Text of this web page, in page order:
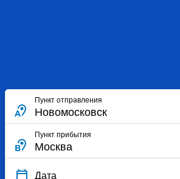
Пункт отправления
Пункт прибытия
Дата